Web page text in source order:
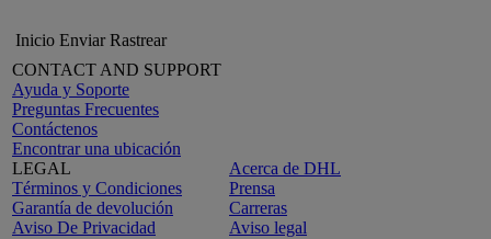
Inicio Enviar Rastrear
CONTACT AND SUPPORT
Ayuda y Soporte
Preguntas Frecuentes
Contáctenos
Encontrar una ubicación
LEGAL
Términos y Condiciones
Garantía de devolución
Aviso De Privacidad
Acerca de DHL
Prensa
Carreras
Aviso legal